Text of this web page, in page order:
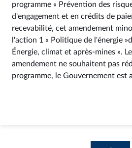
programme « Prévention des
d'engagement et en crédits de
recevabilité, cet amendement
l'action 1 « Politique de l'énergie
Énergie, climat et après-mines ».
amendement ne souhaitent pas
programme, le Gouvernement est